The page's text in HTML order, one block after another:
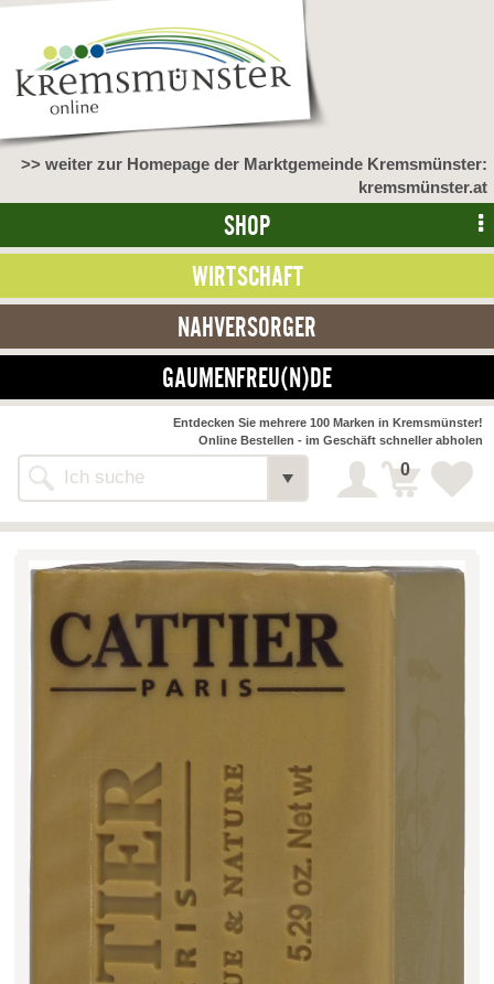
>> weiter zur Homepage der Marktgemeinde Kremsmünster:
kremsmünster.at
SHOP
WIRTSCHAFT
NAHVERSORGER
GAUMENFREU(N)DE
Alle Webseiten
Entdecken Sie mehrere 100 Marken in Kremsmünster!
Online Bestellen - im Geschäft schneller abholen
0
NAHVERSORGER
>> Bauernmarkt << Detail
Bäckerei-Konditorei-Café
Fleischerei Hüthmayr Detail
Hofladen Hoffelner Detail
Kuglbauer - Familie Bischof
Söllradls Naturkostladen Detail
Stiftsgärtnerei Detail
Weinkellerei Stift
Kremsmünster
Detail
Wildkraut Detail
KATEGORIE